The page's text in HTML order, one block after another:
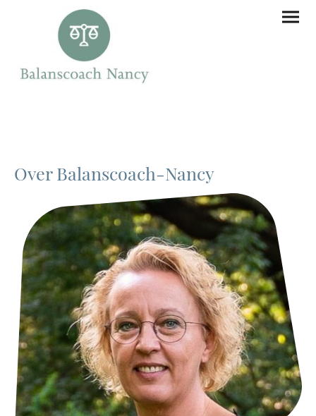
Over Balanscoach-Nancy